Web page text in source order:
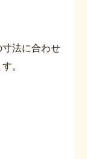
寸法に合わせ
。